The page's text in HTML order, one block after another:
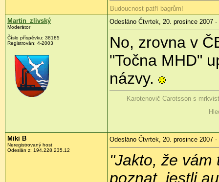
Budoucnost patří bagrům!
Martin_zlivský
Moderátor
Číslo příspěvku: 38185
Registrován: 4-2003
Odesláno Čtvrtek, 20. prosince 2007 -
No, zrovna v
"Točna MHD"
názvy.
Karotenovič Carotsson s
Miki B
Neregistrovaný host
Odeslán z: 194.228.235.12
Odesláno Čtvrtek, 20. prosince 2007 -
"Jakto, že
poznat, jestli